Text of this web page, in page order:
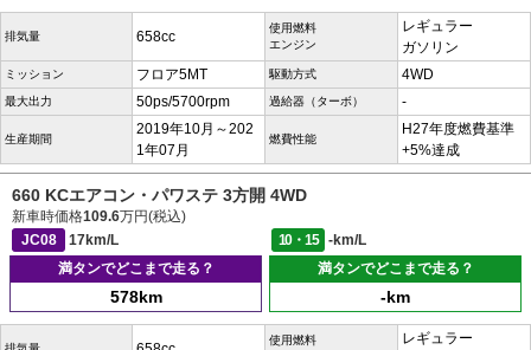
排気量 658cc
使用燃料
エンジン
レギュラー
ガソリン
ミッション フロア5MT 駆動方式 4WD
最大出力 50ps/5700rpm 過給器（ターボ） -
生産期間
2019年10月～202
1年07月
燃費性能
H27年度燃費基準
+5%達成
660 KCエアコン・パワステ 3方開 4WD
新車時価格109.6万円(税込)
JC08
17km/L 10・15
-km/L
満タンでどこまで走る？
578km
満タンでどこまで走る？
-km
使用燃料
レギュラー